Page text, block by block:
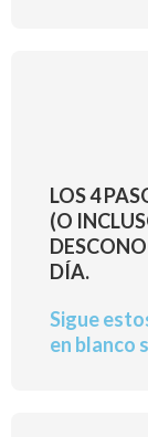
LOS 4
(O
DÍA.
Sigue
en blanco